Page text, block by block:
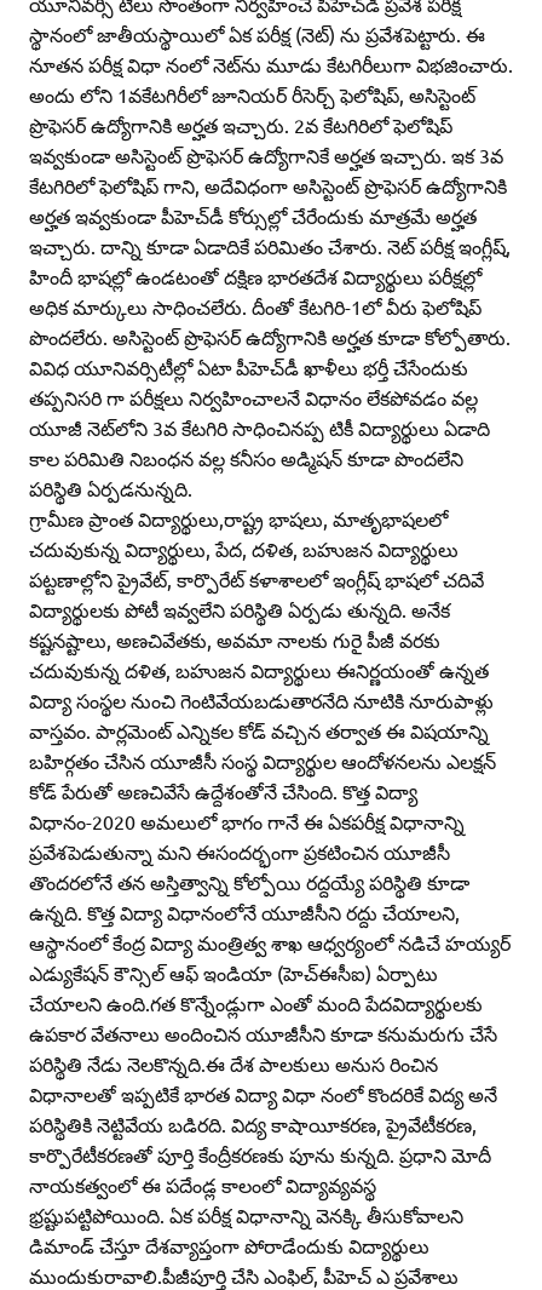
స్థానంలో జాతీయస్థాయిలో ఏక పరీక్ష (నెట్‌) ను ప్రవేశపెట్టారు. ఈ
నూతన పరీక్ష విధా నంలో నెట్‌ను మూడు కేటగిరీలుగా విభజించారు.
అందు లోని 1వకేటగిరీలో జూనియర్‌ రీసెర్చ్‌ ఫెలోషిప్‌, అసిస్టెంట్‌
ప్రొఫెసర్‌ ఉద్యోగానికి అర్హత ఇచ్చారు. 2వ కేటగిరిలో ఫెలోషిప్‌
ఇవ్వకుండా అసిస్టెంట్‌ ప్రొఫెసర్‌ ఉద్యోగానికే అర్హత ఇచ్చారు. ఇక 3వ
కేటగిరిలో ఫెలోషిప్‌ గాని, అదేవిధంగా అసిస్టెంట్‌ ప్రొఫెసర్‌ ఉద్యోగానికి
అర్హత ఇవ్వకుండా పీహెచ్‌డీ కోర్సుల్లో చేరేందుకు మాత్రమే అర్హత
ఇచ్చారు. దాన్ని కూడా ఏడాదికే పరిమితం చేశారు. నెట్‌ పరీక్ష ఇంగ్లీష్‌,
హిందీ భాషల్లో ఉండటంతో దక్షిణ భారతదేశ విద్యార్థులు పరీక్షల్లో
అధిక మార్కులు సాధించలేరు. దీంతో కేటగిరి-1లో వీరు ఫెలోషిప్‌
పొందలేరు. అసిస్టెంట్‌ ప్రొఫెసర్‌ ఉద్యోగానికి అర్హత కూడా కోల్పోతారు.
వివిధ యూనివర్సిటీల్లో ఏటా పీహెచ్‌డీ ఖాళీలు భర్తీ చేసేందుకు
తప్పనిసరి గా పరీక్షలు నిర్వహించాలనే విధానం లేకపోవడం వల్ల
యూజీ నెట్‌లోని 3వ కేటగిరి సాధించినప్ప టికీ విద్యార్థులు ఏడాది
కాల పరిమితి నిబంధన వల్ల కనీసం అడ్మిషన్‌ కూడా పొందలేని
పరిస్థితి ఏర్పడనున్నది.
గ్రామీణ ప్రాంత విద్యార్థులు,రాష్ట్ర భాషలు, మాతృభాషలలో
చదువుకున్న విద్యార్థులు, పేద, దళిత, బహుజన విద్యార్థులు
పట్టణాల్లోని ప్రైవేట్‌, కార్పొరేట్‌ కళాశాలలో ఇంగ్లీష్‌ భాషలో చదివే
విద్యార్థులకు పోటీ ఇవ్వలేని పరిస్థితి ఏర్పడు తున్నది. అనేక
కష్టనష్టాలు, అణచివేతకు, అవమా నాలకు గురై పీజీ వరకు
చదువుకున్న దళిత, బహుజన విద్యార్థులు ఈనిర్ణయంతో ఉన్నత
విద్యా సంస్థల నుంచి గెంటివేయబడుతారనేది నూటికి నూరుపాళ్లు
వాస్తవం. పార్లమెంట్‌ ఎన్నికల కోడ్‌ వచ్చిన తర్వాత ఈ విషయాన్ని
బహిర్గతం చేసిన యూజీసీ సంస్థ విద్యార్థుల ఆందోళనలను ఎలక్షన్‌
కోడ్‌ పేరుతో అణచివేసే ఉద్దేశంతోనే చేసింది. కొత్త విద్యా
విధానం-2020 అమలులో భాగం గానే ఈ ఏకపరీక్ష విధానాన్ని
ప్రవేశపెడుతున్నా మని ఈసందర్భంగా ప్రకటించిన యూజీసీ
తొందరలోనే తన అస్తిత్వాన్ని కోల్పోయి రద్దయ్యే పరిస్థితి కూడా
ఉన్నది. కొత్త విద్యా విధానంలోనే యూజీసీని రద్దు చేయాలని,
ఆస్థానంలో కేంద్ర విద్యా మంత్రిత్వ శాఖ ఆధ్వర్యంలో నడిచే హయ్యర్‌
ఎడ్యుకేషన్‌ కౌన్సిల్‌ ఆఫ్‌ ఇండియా (హెచ్‌ఈసీఐ) ఏర్పాటు
చేయాలని ఉంది.గత కొన్నేండ్లుగా ఎంతో మంది పేదవిద్యార్థులకు
ఉపకార వేతనాలు అందించిన యూజీసీని కూడా కనుమరుగు చేసే
పరిస్థితి నేడు నెలకొన్నది.ఈ దేశ పాలకులు అనుస రించిన
విధానాలతో ఇప్పటికే భారత విద్యా విధా నంలో కొందరికే విద్య అనే
పరిస్థితికి నెట్టివేయ బడిరది. విద్య కాషాయీకరణ, ప్రైవేటీకరణ,
కార్పొరేటీకరణతో పూర్తి కేంద్రీకరణకు పూను కున్నది. ప్రధాని మోదీ
నాయకత్వంలో ఈ పదేండ్ల కాలంలో విద్యావ్యవస్థ
భ్రష్టుపట్టిపోయింది. ఏక పరీక్ష విధానాన్ని వెనక్కి తీసుకోవాలని
డిమాండ్‌ చేస్తూ దేశవ్యాప్తంగా పోరాడేందుకు విద్యార్థులు
ముందుకురావాలి.పీజీపూర్తి చేసి ఎంఫిల్‌, పీహెచ్‌ ఎ ప్రవేశాలు